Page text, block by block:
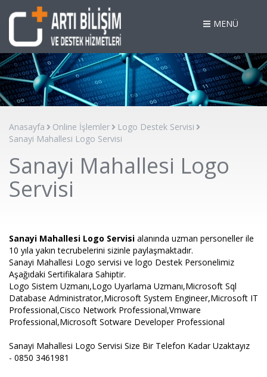
MENÜ
Anasayfa Online İşlemler
Logo Destek Servisi
Sanayi Mahallesi Logo Servisi
Sanayi Mahallesi Logo
Servisi
Sanayi Mahallesi Logo Servisi alanında uzman personeller ile
10 yıla yakın tecrubelerini sizinle paylaşmaktadır.
Sanayi Mahallesi Logo servisi ve logo Destek Personelimiz
Aşağıdaki Sertifikalara Sahiptir.
Logo Sistem Uzmanı,Logo Uyarlama Uzmanı,Microsoft Sql
Database Administrator,Microsoft System Engineer,Microsoft IT
Professional,Cisco Network Professional,Vmware
Professional,Microsoft Sotware Developer Professional
Sanayi Mahallesi Logo Servisi Size Bir Telefon Kadar Uzaktayız
- 0850 3461981